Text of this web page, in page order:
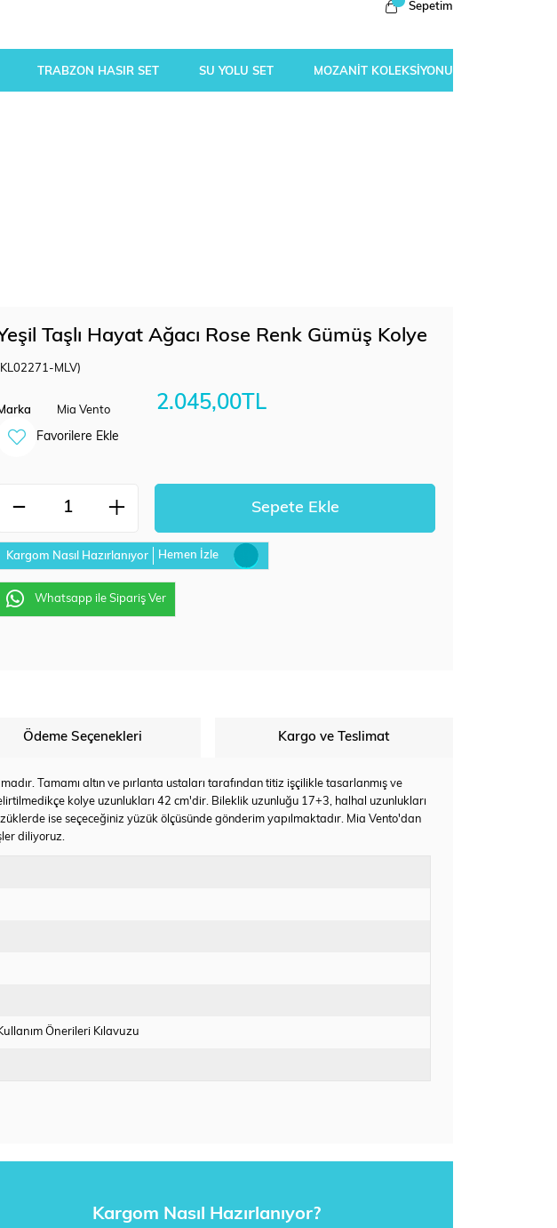
Sepetim
TRABZON HASIR SET SU YOLU SET MOZANİT KOLEKSİYONU
Taşlı Hayat Ağacı Rose Renk Gümüş Kolye
MLV)
Mia Vento 2.045,00TL
Favorilere Ekle
Kargom Nasıl Hazırlanıyor Hemen İzle
Whatsapp ile Sipariş Ver
Ödeme Seçenekleri Kargo ve Teslimat
Tamamı altın ve pırlanta ustaları tarafından titiz işçilikle tasarlanmış ve
kolye uzunlukları 42 cm'dir. Bileklik uzunluğu 17+3, halhal uzunlukları
ise seçeceğiniz yüzük ölçüsünde gönderim yapılmaktadır. Mia Vento'dan
diliyoruz.
Önerileri Kılavuzu
Kargom Nasıl Hazırlanıyor?